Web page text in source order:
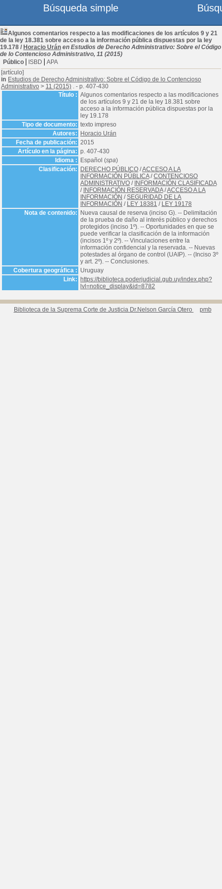
Algunos comentarios respecto a las modificaciones de los artículos 9 y 21
de la ley 18.381 sobre acceso a la información pública dispuestas por la ley
19.178 / Horacio Urán en Estudios de Derecho Administrativo: Sobre el Código
de lo Contencioso Administrativo, 11 (2015)
Público
ISBD
APA
[artículo]
in Estudios de Derecho Administrativo: Sobre el Código de lo Contencioso
Administrativo > 11 (2015) . - p. 407-430
Título : Algunos comentarios respecto a las modificaciones
de los artículos 9 y 21 de la ley 18.381 sobre
acceso a la información pública dispuestas por la
ley 19.178
Tipo de documento: texto impreso
Autores:
Horacio Urán
Fecha de publicación: 2015
Artículo en la página: p. 407-430
Idioma :
Español (spa)
Clasificación:
DERECHO PÚBLICO /ACCESO A LA
INFORMACIÓN PÚBLICA/CONTENCIOSO
ADMINISTRATIVO / INFORMACIÓN CLASIFICADA
/ INFORMACIÓN RESERVADA/ACCESO A LA
INFORMACIÓN /SEGURIDAD DE LA
INFORMACIÓN / LEY 18381 / LEY 19178
Nota de contenido:
Nueva causal de reserva (inciso G). -- Delimitación
de la prueba de daño al interés público y derechos
protegidos (inciso 1º). -- Oportunidades en que se
puede verificar la clasificación de la información
(incisos 1º y 2º). -- Vinculaciones entre la
información confidencial y la reservada. -- Nuevas
potestades al órgano de control (UAIP). -- (Inciso 3º
y art. 2º). -- Conclusiones.
Cobertura geográfica : Uruguay
Link:
https://biblioteca.poderjudicial.gub.uy/index.php?
lvl=notice_display&id=8782
Biblioteca de la Suprema Corte de Justicia Dr.Nelson García Otero pmb
Búsqueda simple